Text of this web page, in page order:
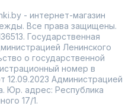
- интернет-магазин
Все права защищены.
Государственная
Ленинского
о государственной
номер в
12.09.2023 Администрацией
Юр. адрес: Республика
17/1.